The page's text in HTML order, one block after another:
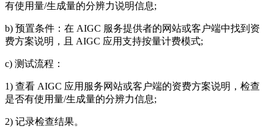
有使用量/生成量的分辨力说明信息;
b) 预置条件：在 AIGC 服务提供者的网站或客户端中找到资
费方案说明，且 AIGC 应用支持按量计费模式;
c) 测试流程：
1) 查看 AIGC 应用服务网站或客户端的资费方案说明，检查
是否有使用量/生成量的分辨力信息;
2) 记录检查结果。